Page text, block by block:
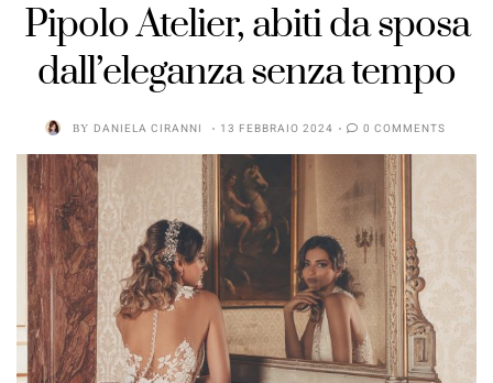
Pipolo Atelier, abiti da sposa
dall’eleganza senza tempo
BY DANIELA CIRANNI 13 FEBBRAIO 2024 0 COMMENTS